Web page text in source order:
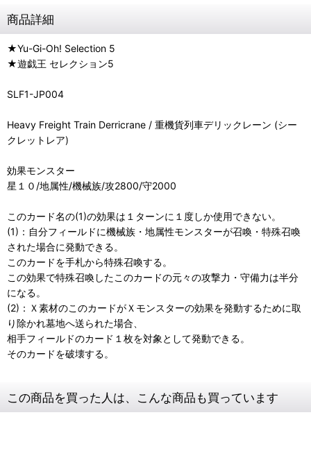
商品詳細
★Yu-Gi-Oh! Selection 5
★遊戯王 セレクション5
SLF1-JP004
Heavy Freight Train Derricrane / 重機貨列車デリックレーン (シー
クレットレア)
効果モンスター
星１０/地属性/機械族/攻2800/守2000
このカード名の(1)の効果は１ターンに１度しか使用できない。
(1)：自分フィールドに機械族・地属性モンスターが召喚・特殊召喚
された場合に発動できる。
このカードを手札から特殊召喚する。
この効果で特殊召喚したこのカードの元々の攻撃力・守備力は半分
になる。
(2)：Ｘ素材のこのカードがＸモンスターの効果を発動するために取
り除かれ墓地へ送られた場合、
相手フィールドのカード１枚を対象として発動できる。
そのカードを破壊する。
この商品を買った人は、こんな商品も買っています